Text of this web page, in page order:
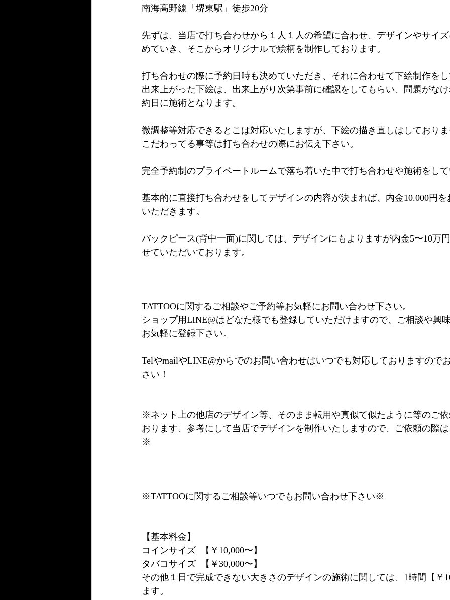
南海高野線「堺東駅」徒歩20分
先ずは、当店で打ち合わせから１人１人の希望に合わせ、デザインやサイ
めていき、そこからオリジナルで絵柄を制作しております。
打ち合わせの際に予約日時も決めていただき、それに合わせて下絵制作をし
出来上がった下絵は、出来上がり次第事前に確認をしてもらい、問題がな
約日に施術となります。
微調整等対応できるとこは対応いたしますが、下絵の描き直しはしており
こだわってる事等は打ち合わせの際にお伝え下さい。
完全予約制のプライベートルームで落ち着いた中で打ち合わせや施術をして
基本的に直接打ち合わせをしてデザインの内容が決まれば、内金10.000円を
いただきます。
バックピース(背中一面)に関しては、デザインにもよりますが内金5〜10万
せていただいております。
TATTOOに関するご相談やご予約等お気軽にお問い合わせ下さい。
ショップ用LINE@はどなた様でも登録していただけますので、ご相談や興
お気軽に登録下さい。
TelやmailやLINE@からでのお問い合わせはいつでも対応しておりますので
さい！
※ネット上の他店のデザイン等、そのまま転用や真似て似たように等のご
おります、参考にして当店でデザインを制作いたしますので、ご依頼の際は
※
※TATTOOに関するご相談等いつでもお問い合わせ下さい※
【基本料金】
コインサイズ  【￥10,000〜】
タバコサイズ  【￥30,000〜】
その他１日で完成できない大きさのデザインの施術に関しては、1時間【￥
ます。